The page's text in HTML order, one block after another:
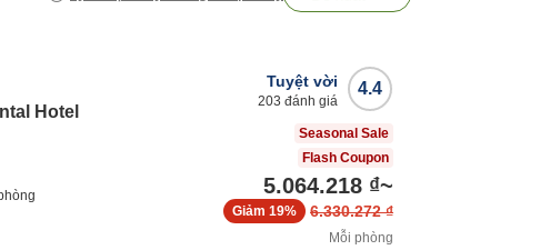
Hotel
4.4
Tuyệt vời
203 đánh giá
Seasonal Sale
Flash Coupon
5.064.218 ₫~
6.330.272 ₫
Giảm 19%
Mỗi phòng